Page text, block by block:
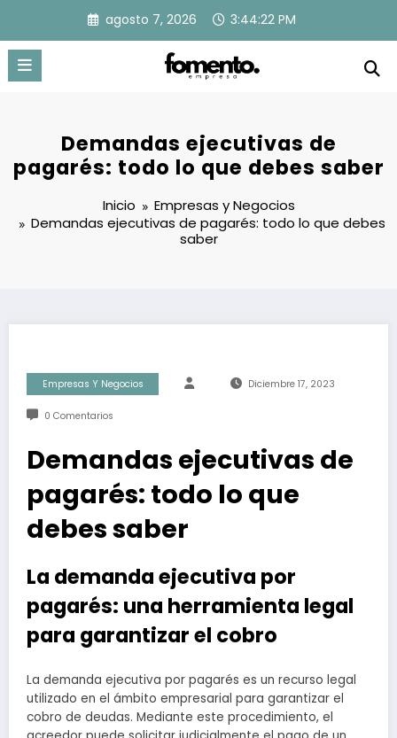
contenido
agosto 7, 2026 3:44:23 PM
Demandas ejecutivas de
pagarés: todo lo que debes saber
Inicio
Empresas y Negocios
Demandas ejecutivas de pagarés: todo lo que debes
saber
Empresas Y Negocios Diciembre 17, 2023
0 Comentarios
Demandas ejecutivas de
pagarés: todo lo que
debes saber
La demanda ejecutiva por
pagarés: una herramienta legal
para garantizar el cobro
La demanda ejecutiva por pagarés es un recurso legal
utilizado en el ámbito empresarial para garantizar el
cobro de deudas. Mediante este procedimiento, el